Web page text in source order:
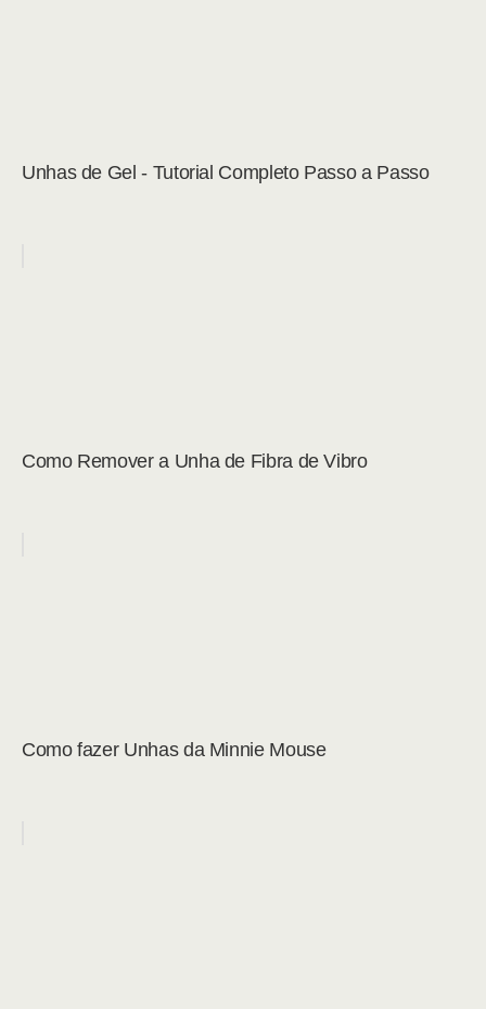
Unhas de Gel - Tutorial Completo Passo a Passo
Como Remover a Unha de Fibra de Vibro
Como fazer Unhas da Minnie Mouse